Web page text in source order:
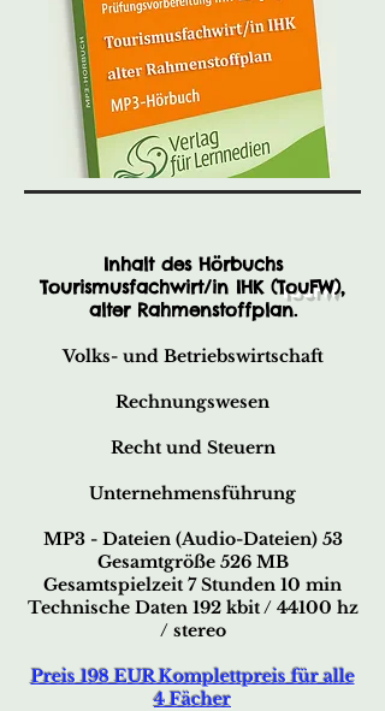
Inhalt des Hörbuchs
Tourismusfachwirt/in IHK (TouFW),
alter Rahmenstoffplan.
Volks- und Betriebswirtschaft
Rechnungswesen
Recht und Steuern
Unternehmensführung
MP3 - Dateien (Audio-Dateien) 53
Gesamtgröße 526 MB
Gesamtspielzeit 7 Stunden 10 min
Technische Daten 192 kbit / 44100 hz
/ stereo
Preis 198 EUR Komplettpreis für alle
4 Fächer